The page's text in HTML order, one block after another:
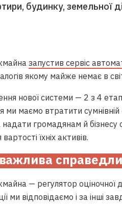
будинку, земельної
запустив сервіс
якому майже немає в
нової системи — 2 з 4
ми маємо втратити сумнівній
надати громадянам й
їхніх активів.
— регулятор оціночної
ми відповідаємо і за інші